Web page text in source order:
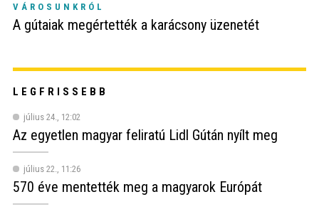
VÁROSUNKRÓL
A gútaiak megértették a karácsony üzenetét
LEGFRISSEBB
július 24., 12:02
Az egyetlen magyar feliratú Lidl Gútán nyílt meg
július 22., 11:26
570 éve mentették meg a magyarok Európát